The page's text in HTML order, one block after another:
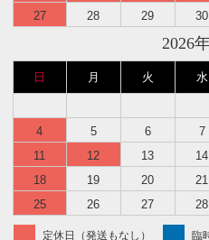
27
28 29 30
2026
日 月 火 水
4
5 6 7
11
12 13 14
18
19 20 21
25
26 27 28
定休日（発送もなし） 臨